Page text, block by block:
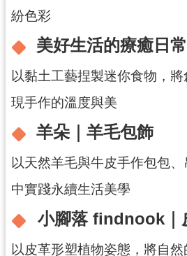
站
導
覽
市
政
信
園
市
政
府
隱
紛色彩
美好生活的療癒日
以黏土工藝捏製迷你食物，
現手作的溫度與美
羊朵｜羊毛包飾
以天然羊毛與牛皮手作包包
中實踐永續生活美學
小腳落 findnook｜
以皮革形塑植物姿態，將自